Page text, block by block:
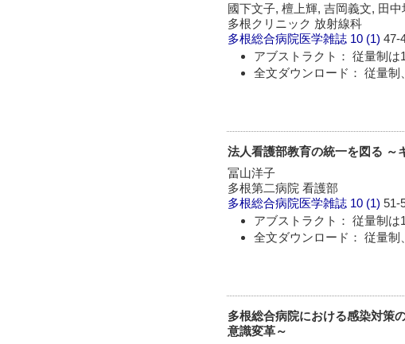
國下文子, 檀上輝, 吉岡義文, 田中
多根クリニック 放射線科
多根総合病院医学雑誌 10 (1)47-
アブストラクト： 従量制は
全文ダウンロード： 従量制
法人看護部教育の統一を図る ～
冨山洋子
多根第二病院 看護部
多根総合病院医学雑誌 10 (1)51-
アブストラクト： 従量制は
全文ダウンロード： 従量制
多根総合病院における感染対策
意識変革～